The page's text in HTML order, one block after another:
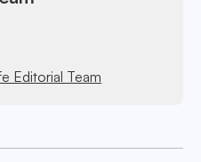
Editorial Team